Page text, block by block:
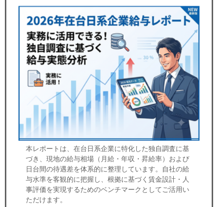
本レポートは、在台日系企業に特化した独自調査に基
づき、現地の給与相場（月給・年収・昇給率）および
日台間の待遇差を体系的に整理しています。自社の給
与水準を客観的に把握し、根拠に基づく賃金設計・人
事評価を実現するためのベンチマークとしてご活用い
ただけます。